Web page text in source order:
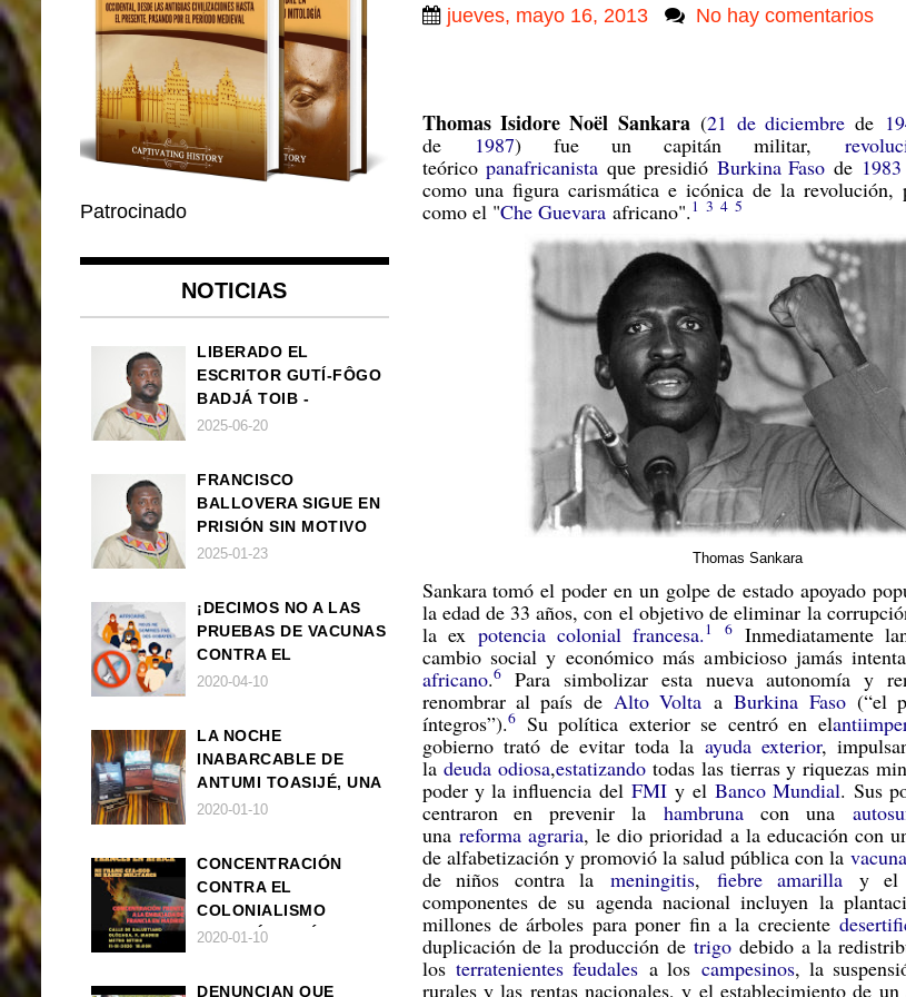
jueves, mayo 16, 2013 No hay comentarios
Thomas Isidore Noël Sankara(21 de diciembre de
de 1987) fue un capitán militar,
teóricopanafricanista que presidió Burkina Faso de 1983
como una figura carismática e icónica de la revolución,
como el "Che Guevaraafricano".1 3 4 5
Thomas Sankara
Sankara tomó el poder en un golpe de estado apoyado
la edad de 33 años, con el objetivo de eliminar la
la ex potencia colonial francesa.1 6
Inmediatamente
cambio social y económico más ambicioso jamás
africano.6Para simbolizar esta nueva autonomía y
renombrar al país deAlto Volta aBurkina Faso(“el
íntegros”).6Su política exterior se centró en el
gobierno trató de evitar toda la ayuda exterior,
ladeuda odiosa,estatizandotodas las tierras y riquezas
poder y la influencia delFMI y el Banco Mundial. Sus
centraron en prevenir la hambrunacon una
una reforma agraria, le dio prioridad a la educación con
de alfabetización y promovió la salud pública con la
de niños contra la meningitis, fiebre amarilla y el
componentes de su agenda nacional incluyen la
millones de árboles para poner fin a la creciente
duplicación de la producción detrigo debido a la
los terratenientes feudales a los campesinos, la
rurales y las rentas nacionales, y el establecimiento de
Patrocinado
NOTICIAS
LIBERADO EL
ESCRITOR GUTÍ-FÔGO
BADJÁ TOIB -
FRANCISCO
2025-06-20
FRANCISCO
BALLOVERA SIGUE EN
PRISIÓN SIN MOTIVO
ALGUNO
2025-01-23
¡DECIMOS NO A LAS
PRUEBAS DE VACUNAS
CONTRA EL
CORONAVIRUS EN
2020-04-10
LA NOCHE
INABARCABLE DE
ANTUMI TOASIJÉ, UNA
NOVELA
2020-01-10
CONCENTRACIÓN
CONTRA EL
COLONIALISMO
FRANCÉS EN ÁFRICA
2020-01-10
DENUNCIAN QUE